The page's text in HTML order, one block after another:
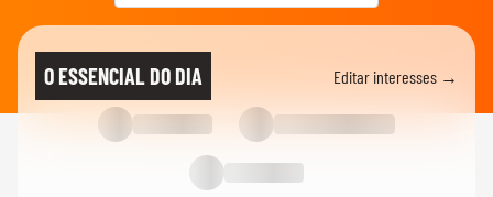
O ESSENCIAL DO DIA Editar interesses →